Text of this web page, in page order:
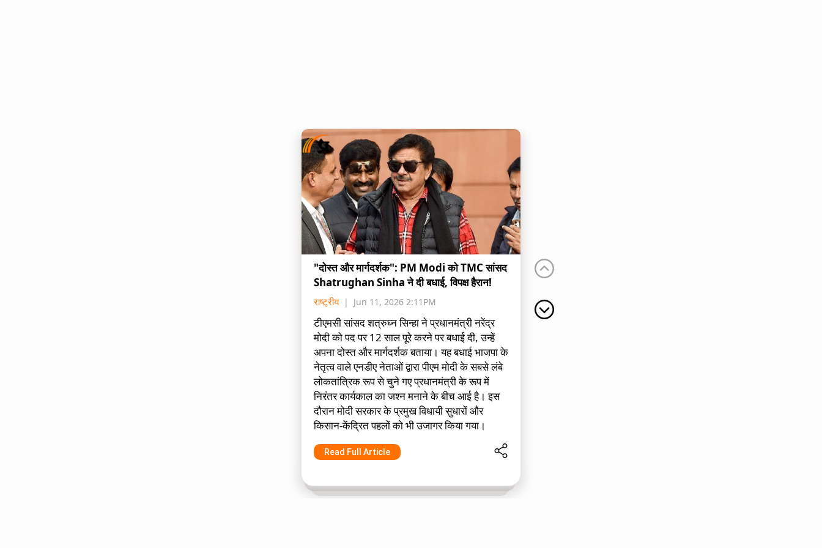
"दोस्त और मार्गदर्शक": PM Modi को TMC सांसद
Shatrughan Sinha ने दी बधाई, विपक्ष हैरान!
राष्ट्रीय Jun 11, 2026 2:11PM
टीएमसी सांसद शत्रुघ्न सिन्हा ने प्रधानमंत्री नरेंद्र
मोदी को पद पर 12 साल पूरे करने पर बधाई दी, उन्हें
अपना दोस्त और मार्गदर्शक बताया। यह बधाई भाजपा के
नेतृत्व वाले एनडीए नेताओं द्वारा पीएम मोदी के सबसे लंबे
लोकतांत्रिक रूप से चुने गए प्रधानमंत्री के रूप में
निरंतर कार्यकाल का जश्न मनाने के बीच आई है। इस
दौरान मोदी सरकार के प्रमुख विधायी सुधारों और
किसान-केंद्रित पहलों को भी उजागर किया गया।
Read Full Article